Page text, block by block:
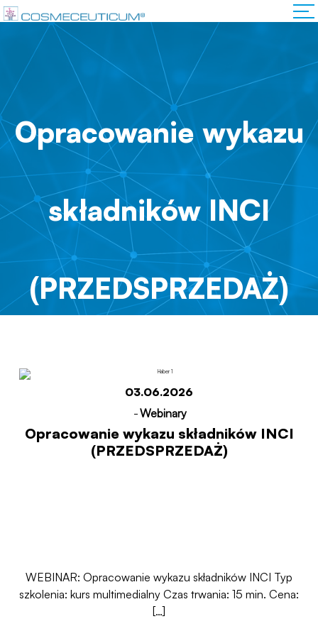
Opracowanie wykazu
składników INCI
(PRZEDSPRZEDAŻ)
03.06.2026
-Webinary
Opracowanie wykazu składników INCI
(PRZEDSPRZEDAŻ)
WEBINAR: Opracowanie wykazu składników INCI Typ
szkolenia: kurs multimedialny Czas trwania: 15 min. Cena:
[…]